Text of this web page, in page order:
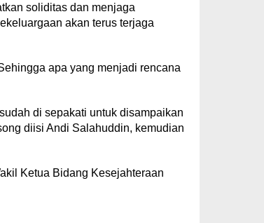
soliditas dan menjaga
akan terus terjaga
apa yang menjadi rencana
di sepakati untuk disampaikan
diisi Andi Salahuddin, kemudian
Ketua Bidang Kesejahteraan